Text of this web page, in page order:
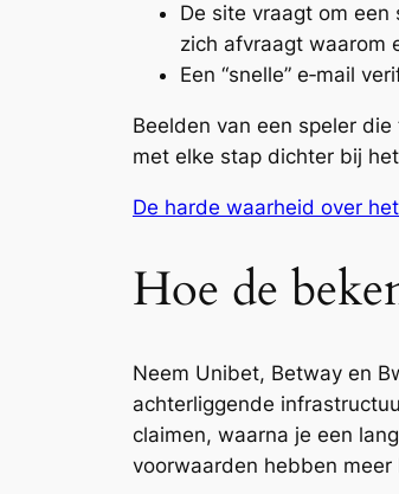
De site vraagt om
zich afvraagt waarom
Een “snelle” e‑mail
Beelden van een speler
met elke stap dichter bij
De harde waarheid over
Hoe de
Neem Unibet, Betway en
achterliggende
claimen, waarna je een
voorwaarden hebben